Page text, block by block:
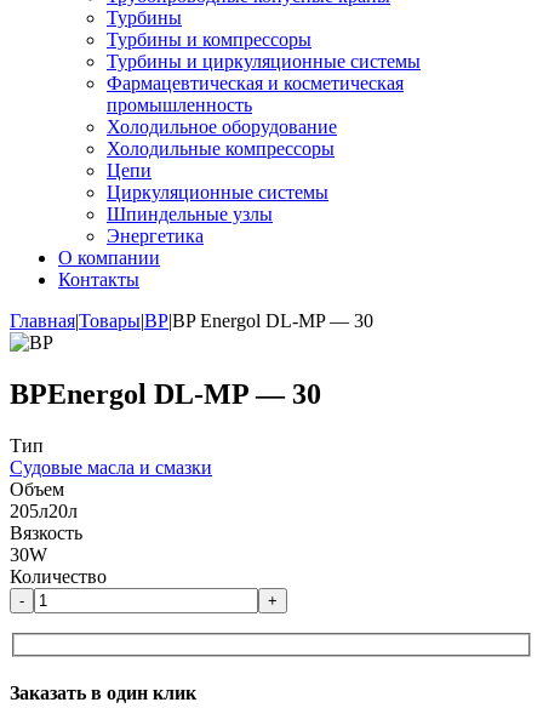
Турбины
Турбины и компрессоры
Турбины и циркуляционные системы
Фармацевтическая и косметическая
промышленность
Холодильное оборудование
Холодильные компрессоры
Цепи
Циркуляционные системы
Шпиндельные узлы
Энергетика
О компании
Контакты
Главная|Товары|BP|BP Energol DL-MP — 30
BPEnergol DL-MP — 30
Тип
Судовые масла и смазки
Объем
205л20л
Вязкость
30W
Количество
- +
Заказать в один клик